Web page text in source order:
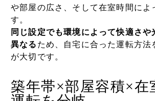
や部屋の広さ、そして在室時間によ
す。
同じ設定でも環境によって快適さや
異なる ため、自宅に合った運転方法
が大切です。
築年帯×部屋容積×在